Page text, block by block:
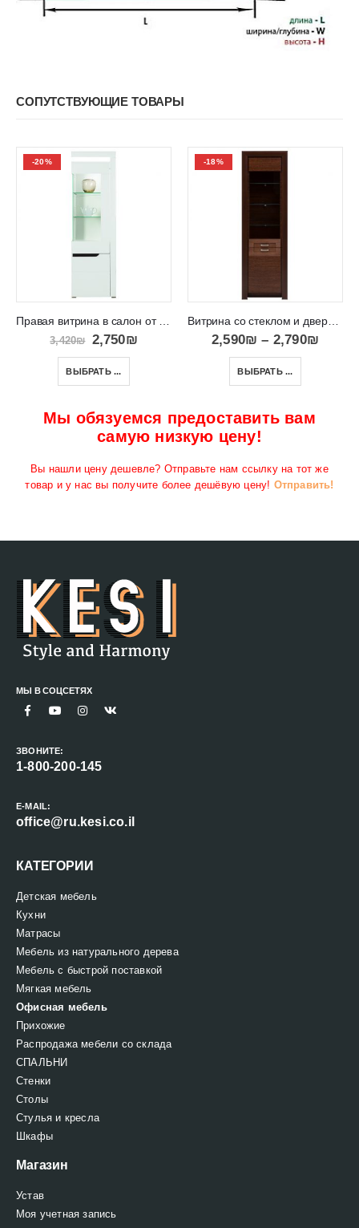
СОПУТСТВУЮЩИЕ ТОВАРЫ
-20%
Правая витрина в салон от модульного комплекта IRMA
3,420₪ 2,750₪
ВЫБРАТЬ ...
-18%
Витрина со стеклом и дверью с деревянной вставкой Paris 010
2,590₪ – 2,790₪
ВЫБРАТЬ ...
Мы обязуемся предоставить вам
самую низкую цену!
Вы нашли цену дешевле? Отправьте нам ссылку на тот же
товар и у нас вы получите более дешёвую цену! Отправить!
МЫ В СОЦСЕТЯХ
ЗВОНИТЕ:
1-800-200-145
E-MAIL:
office@ru.kesi.co.il
КАТЕГОРИИ
Детская мебель
Кухни
Матрасы
Мебель из натурального дерева
Мебель с быстрой поставкой
Мягкая мебель
Офисная мебель
Прихожие
Распродажа мебели со склада
СПАЛЬНИ
Стенки
Столы
Стулья и кресла
Шкафы
Магазин
Устав
Моя учетная запись